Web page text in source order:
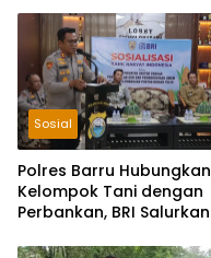
Sosial
Polres Barru Hubungkan
Kelompok Tani dengan
Perbankan, BRI Salurkan